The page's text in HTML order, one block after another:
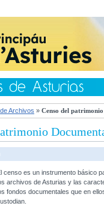
Archivos » Censo del
censo es un instrumento básico
archivos de Asturias y las
fondos documentales que en